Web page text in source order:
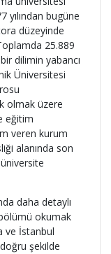
bugüne
düzeyinde
25.889
dilimin yabancı
Üniversitesi
olmak üzere
eğitim
veren kurum
alanında son
daha detaylı
okumak
ve İstanbul
şekilde